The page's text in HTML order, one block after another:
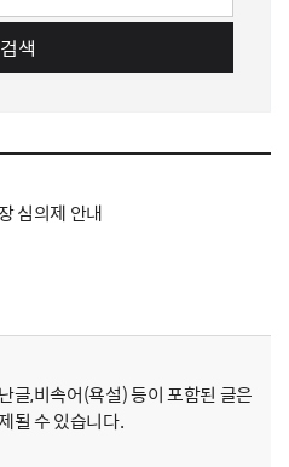
검색
심의제 안내
글,비속어(욕설) 등이 포함된 글은
될 수 있습니다.